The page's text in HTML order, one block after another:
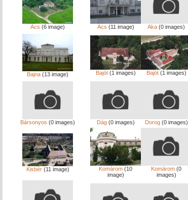
Ács (6 image) Ács (11 image) Aka (0 images)
Bajna (13 image) Bajót(1 images) Bajót(1 images)
Bársonyos (0 images) Dág(0 images) Dorog(0 images)
Kisbér(11 image) Komárom (10
image)
Komárom (0
images)